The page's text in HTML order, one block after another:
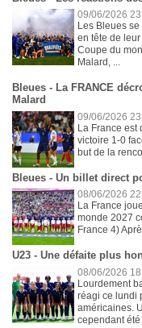
09/06/2026
Les Bleues
en tête de
Coupe du
Malard, ...
Bleues - La FRANCE
Malard
09/06/2026
La France
victoire 1-0
but de la
Bleues - Un billet direct
08/06/2026
La France
monde 2027
France 4)
U23 - Une défaite plus
08/06/2026
Lourdement
réagi ce lundi
américaines.
cependant été